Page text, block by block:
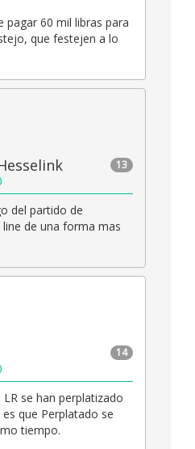
pagar 60 mil libras para
que festejen a lo
13
del partido de
de una forma mas
14
se han perplatizado
que Perplatado se
tiempo.